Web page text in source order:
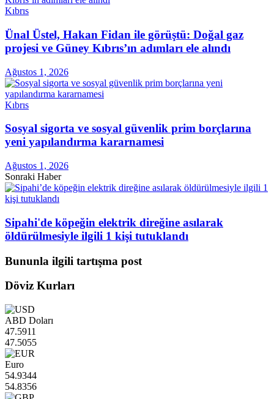
Kıbrıs
Ünal Üstel, Hakan Fidan ile görüştü: Doğal gaz
projesi ve Güney Kıbrıs’ın adımları ele alındı
Ağustos 1, 2026
Kıbrıs
Sosyal sigorta ve sosyal güvenlik prim borçlarına
yeni yapılandırma kararnamesi
Ağustos 1, 2026
Sonraki Haber
Sipahi'de köpeğin elektrik direğine asılarak
öldürülmesiyle ilgili 1 kişi tutuklandı
Bununla ilgili tartışma post
Döviz Kurları
ABD Doları
47.5911
47.5055
Euro
54.9344
54.8356